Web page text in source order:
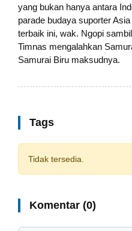
yang bukan hanya antara
parade budaya suporter
terbaik ini, wak. Ngopi
Timnas mengalahkan
Samurai Biru maksudnya.
Tags
Tidak tersedia.
Komentar (0)